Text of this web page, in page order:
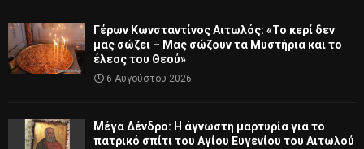
Γέρων Κωνσταντίνος Αιτωλός: «Το κερί δεν
μας σώζει – Μας σώζουν τα Μυστήρια και το
έλεος του Θεού»
6 Αυγούστου 2026
Μέγα Δένδρο: Η άγνωστη μαρτυρία για το
πατρικό σπίτι του Αγίου Ευγενίου του Αιτωλού